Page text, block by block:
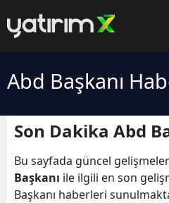
Abd Başkanı
Son Dakika Abd
Bu sayfada güncel
Başkanı ile ilgili en son
Başkanı haberleri